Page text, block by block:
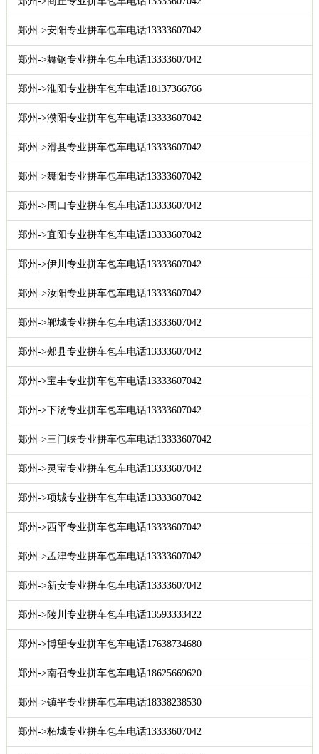
郑州->安阳专业拼车包车电话13333607042
郑州->舞钢专业拼车包车电话13333607042
郑州->淮阳专业拼车包车电话18137366766
郑州->濮阳专业拼车包车电话13333607042
郑州->滑县专业拼车包车电话13333607042
郑州->舞阳专业拼车包车电话13333607042
郑州->周口专业拼车包车电话13333607042
郑州->宜阳专业拼车包车电话13333607042
郑州->伊川专业拼车包车电话13333607042
郑州->汝阳专业拼车包车电话13333607042
郑州->郸城专业拼车包车电话13333607042
郑州->郏县专业拼车包车电话13333607042
郑州->宝丰专业拼车包车电话13333607042
郑州->下汤专业拼车包车电话13333607042
郑州->三门峡专业拼车包车电话13333607042
郑州->灵宝专业拼车包车电话13333607042
郑州->项城专业拼车包车电话13333607042
郑州->西平专业拼车包车电话13333607042
郑州->孟津专业拼车包车电话13333607042
郑州->新安专业拼车包车电话13333607042
郑州->陵川专业拼车包车电话13593333422
郑州->博望专业拼车包车电话17638734680
郑州->南召专业拼车包车电话18625669620
郑州->镇平专业拼车包车电话18338238530
郑州->柘城专业拼车包车电话13333607042